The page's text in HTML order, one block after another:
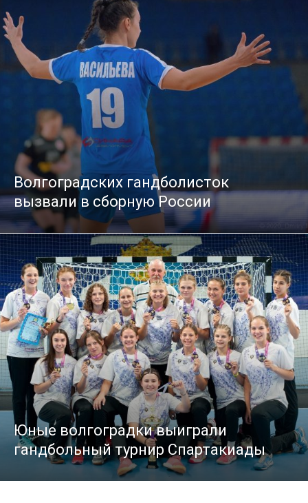
Волгоградских гандболисток
вызвали в сборную России
Юные волгоградки выиграли
гандбольный турнир Спартакиады